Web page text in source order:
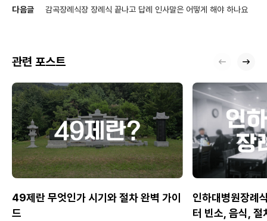
다음글
감곡장례식장 장례식 끝나고 답례 인사말은 어떻게 해야 하나요
관련 포스트
49제란 무엇인가 시기와 절차 완벽 가이
드
인하대병원장례
터 빈소, 음식, 절